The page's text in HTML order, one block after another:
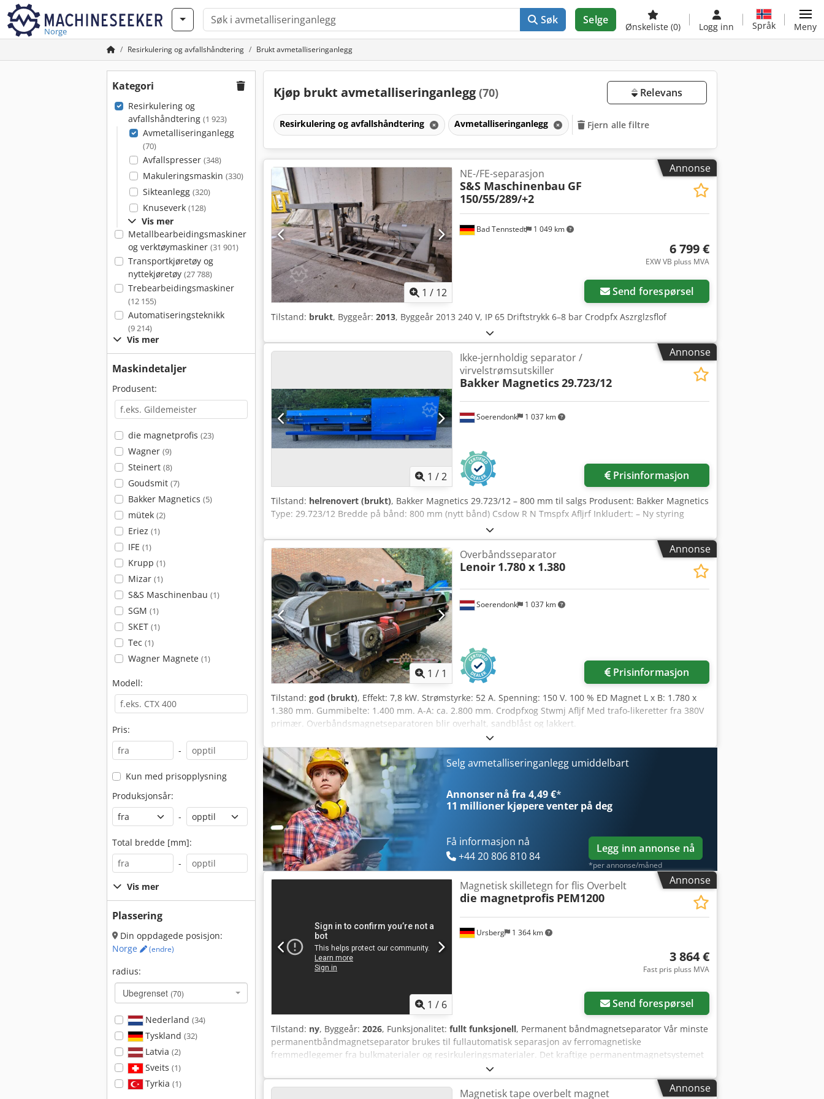
Norge
Søk Selge
Ønskeliste (0) Logg inn Språk Meny
Resirkulering og avfallshåndtering Brukt avmetalliseringanlegg
Kategori
Resirkulering og
avfallshåndtering (1 923)
Avmetalliseringanlegg
(70)
Avfallspresser (348)
Makuleringsmaskin (330)
Sikteanlegg (320)
Knuseverk (128)
Vis mer
Metallbearbeidingsmaskiner
og verktøymaskiner (31 901)
Transportkjøretøy og
nyttekjøretøy (27 788)
Trebearbeidingsmaskiner
(12 155)
Automatiseringsteknikk
(9 214)
Vis mer
Maskindetaljer
Produsent:
die magnetprofis (23)
Wagner (9)
Steinert (8)
Goudsmit (7)
Bakker Magnetics (5)
mütek (2)
Eriez (1)
IFE (1)
Krupp (1)
Mizar (1)
S&S Maschinenbau (1)
SGM (1)
SKET (1)
Tec (1)
Wagner Magnete (1)
Modell:
Pris:
-
Kun med prisopplysning
Produksjonsår:
-
Total bredde [mm]:
-
Vis mer
Plassering
Din oppdagede posisjon:
Norge
(endre)
radius:
Ubegrenset (70)
Nederland (34)
Tyskland (32)
Latvia (2)
Sveits (1)
Tyrkia (1)
Kjøp brukt avmetalliseringanlegg (70) Relevans
Resirkulering og avfallshåndtering Avmetalliseringanlegg Fjern alle filtre
Annonse
1 / 12
Bad Tennstedt 1 049 km
NE-/FE-separasjon
S&S Maschinenbau GF
150/55/289/+2
6 799 €
EXW VB pluss MVA
Send forespørsel
Tilstand: brukt, Byggeår: 2013, Byggeår 2013 240 V, IP 65 Driftstrykk 6–8 bar Crodpfx Aszrglzsflof
Annonse
1 /2
Soerendonk 1 037 km
Ikke-jernholdig separator /
virvelstrømsutskiller
Bakker Magnetics29.723/12
Prisinformasjon
Tilstand: helrenovert (brukt), Bakker Magnetics 29.723/12 – 800 mm til salgs Produsent: Bakker Magnetics
Type: 29.723/12 Bredde på bånd: 800 mm (nytt bånd) Csdow R N Tmspfx Afljrf Inkludert: – Ny styring
Annonse
1 / 1
Soerendonk 1 037 km
Overbåndsseparator
Lenoir 1.780 x 1.380
Prisinformasjon
Tilstand: god (brukt), Effekt: 7,8 kW. Strømstyrke: 52 A. Spenning: 150 V. 100 % ED Magnet L x B: 1.780 x
1.380 mm. Gummibelte: 1.400 mm. A-A: ca. 2.800 mm. Crodpfxog Stwmj Afljf Med trafo-likeretter fra 380V
primær. Overbåndsmagnetseparatoren blir overhalt, sandblåst og lakkert.
Selg avmetalliseringanlegg umiddelbart
Annonser nå fra 4,49 €*
11 millioner kjøpereventer på deg
Få informasjon nå
+44 20 806 810 84
Legg inn annonse nå
*per annonse/måned
Annonse
1 / 6
Ursberg 1 364 km
Magnetisk skilletegn for flis Overbelt
die magnetprofis PEM1200
3 864 €
Fast pris pluss MVA
Send forespørsel
Tilstand: ny, Byggeår: 2026, Funksjonalitet: fullt funksjonell, Permanent båndmagnetseparator Vår minste
permanentbåndmagnetseparator brukes til fullautomatisk separasjon av ferromagnetiske
fremmedlegemer fra bulkmaterialer og resirkuleringsmaterialer. Det kraftige permanentmagnetsystemet
fjerner pålitelig jernbestanddeler fra materialstrømmen. Tekniske data Totale dimensjoner: 1200 x 550 x
200 mm 4 stk. ringskruer for sikker oppheng Høykvalitets, vridningsstiv 3-lags
aluminiumsprofilkonstruksjon 2 stk. sidebeskyttelsesplater i rustfritt stål V4A Transportbåndhastighet: 0,5
Annonse
Magnetisk tape overbelt magnet